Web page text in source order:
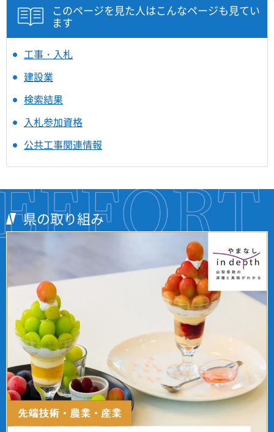
このページを見た人はこんなページも見てい
ます
工事・入札
建設業
検索結果
入札参加資格
公共工事関連情報
県の取り組み